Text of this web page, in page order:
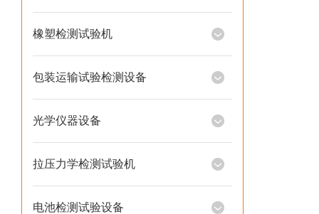
橡塑检测试验机
包装运输试验检测设备
光学仪器设备
拉压力学检测试验机
电池检测试验设备